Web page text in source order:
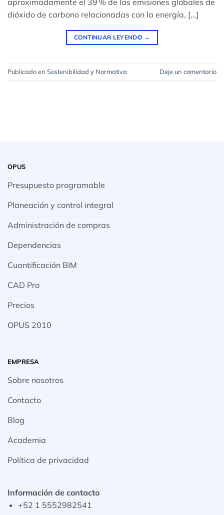
dióxido de carbono relacionadas con la energía, […]
CONTINUAR LEYENDO →
Publicado en Sostenibilidad y Normativa Deje un comentario
OPUS
Presupuesto programable
Planeación y control integral
Administración de compras
Dependencias
Cuantificación BIM
CAD Pro
Precios
OPUS 2010
EMPRESA
Sobre nosotros
Contacto
Blog
Academia
Política de privacidad
Información de contacto
+52 1 5552982541